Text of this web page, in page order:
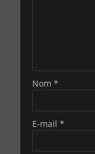
Nom *
E-mail *